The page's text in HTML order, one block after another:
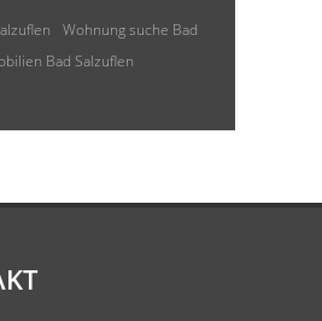
Wohnung suche Bad
Bad Salzuflen